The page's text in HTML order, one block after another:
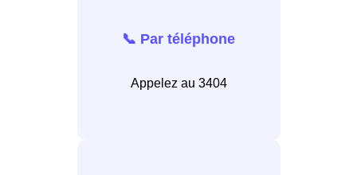
📞 Par téléphone
Appelez au 3404